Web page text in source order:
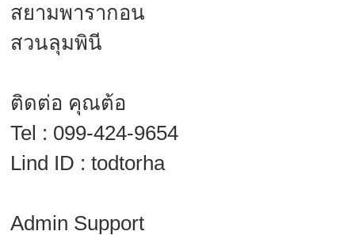
สยามพารากอน
สวนลุมพินี
ติดต่อ คุณต้อ
Tel : 099-424-9654
Lind ID : todtorha
Admin Support